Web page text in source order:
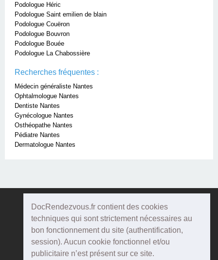
DocRendezvous.fr contient des cookies
techniques qui sont strictement nécessaires au
bon fonctionnement du site (authentification,
session). Aucun cookie fonctionnel et/ou
publicitaire n’est présent sur ce site.
Podologue Héric
Podologue Saint emilien de blain
Podologue Couëron
Podologue Bouvron
Podologue Bouée
Podologue La Chabossière
Recherches fréquentes :
Médecin généraliste Nantes
Ophtalmologue Nantes
Dentiste Nantes
Gynécologue Nantes
Osthéopathe Nantes
Pédiatre Nantes
Dermatologue Nantes
DocRendezvous
Qui sommes-nous ?
Conditions Générales d'utilisation